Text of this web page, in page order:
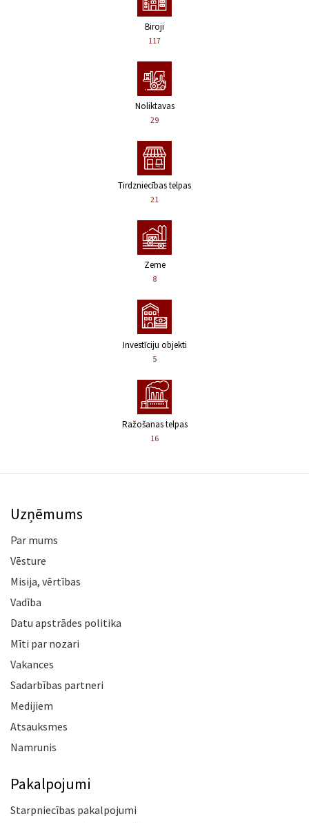
Biroji
117
Noliktavas
29
Tirdzniecības telpas
21
Zeme
8
Investīciju objekti
5
Ražošanas telpas
16
Uzņēmums
Par mums
Vēsture
Misija, vērtības
Vadība
Datu apstrādes politika
Mīti par nozari
Vakances
Sadarbības partneri
Medijiem
Atsauksmes
Namrunis
Pakalpojumi
Starpniecības pakalpojumi